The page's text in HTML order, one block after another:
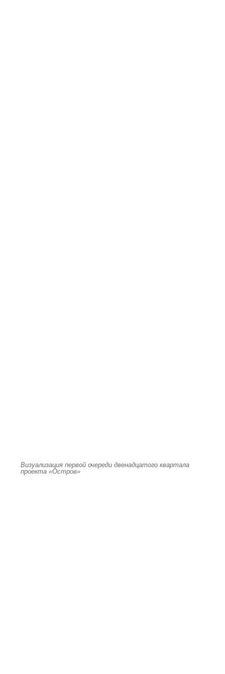
Визуализация первой очереди двенадцатого квартала
проекта «Остров»